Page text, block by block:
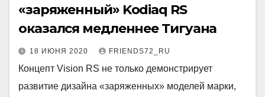
«заряженный» Kodiaq RS
оказался медленнее Тигуана
18 ИЮНЯ 2020 FRIENDS72_RU
Концепт Vision RS не только демонстрирует
развитие дизайна «заряженных» моделей марки,